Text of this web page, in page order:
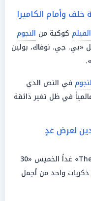
وأمام الكاميرا
الفيلم كوكبة من النجوم
«بي. جي. نوفاك، بولين
في النص الذي
في ظل تغير ذائقة
لعرض غدٍ
واحد من أجمل